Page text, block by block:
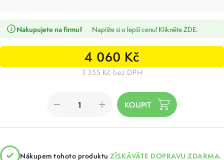
Nakupujete na firmu? Napište si o lepší cenu! Klikněte ZDE.
4 060 Kč
3 355 Kč bez DPH
Nákupem tohoto produktu ZÍSKÁVÁTE DOPRAVU ZDARMA.